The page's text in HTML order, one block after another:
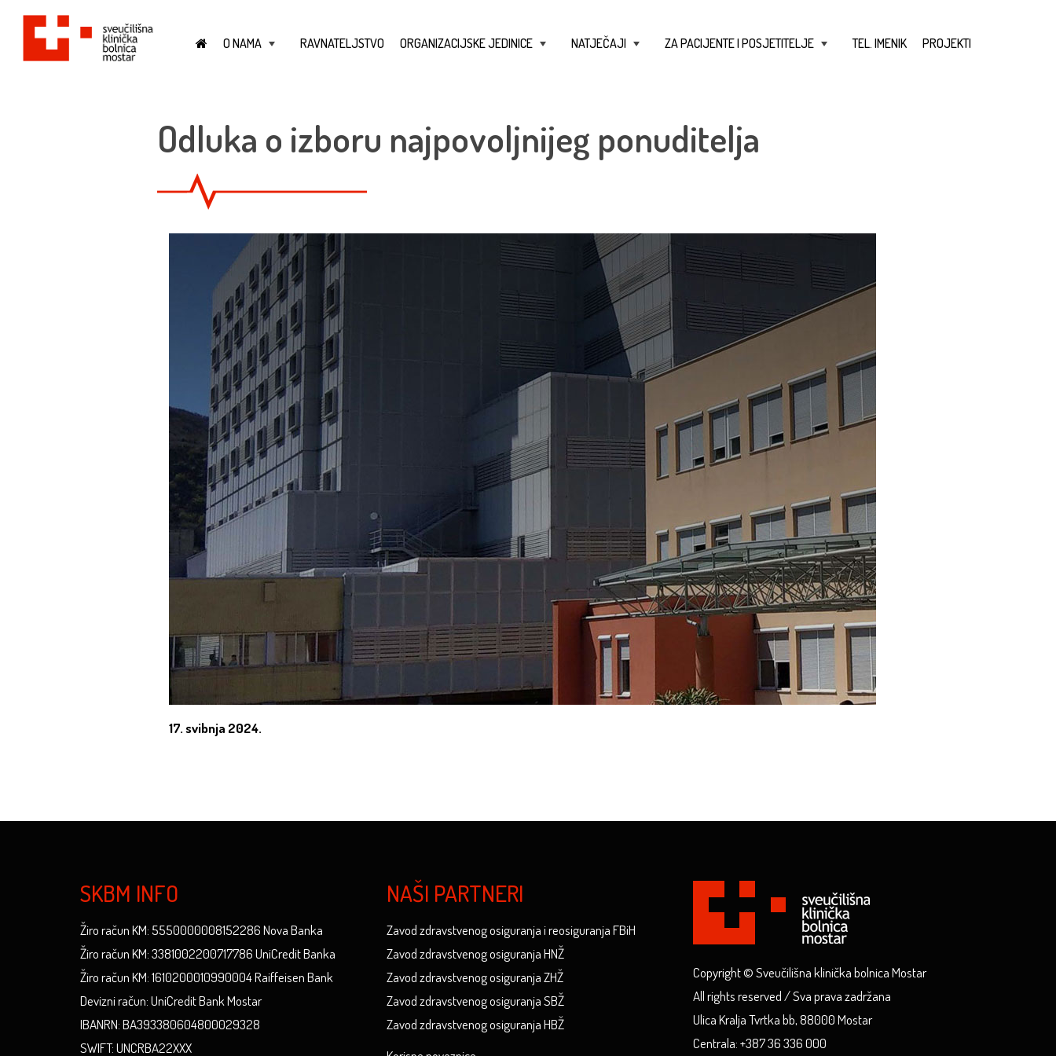
O NAMA RAVNATELJSTVO ORGANIZACIJSKE JEDINICE NATJEČAJI ZA PACIJENTE I POSJETITELJE TEL. IMENIK PROJEKTI
Odluka o izboru najpovoljnijeg ponuditelja
17. svibnja 2024.
SKBM INFO
Žiro račun KM: 5550000008152286 Nova Banka
Žiro račun KM: 3381002200717786 UniCredit Banka
Žiro račun KM: 1610200010990004 Raiffeisen Bank
Devizni račun: UniCredit Bank Mostar
IBANRN: BA393380604800029328
SWIFT: UNCRBA22XXX
NAŠI PARTNERI
Zavod zdravstvenog osiguranja i reosiguranja FBiH
Zavod zdravstvenog osiguranja HNŽ
Zavod zdravstvenog osiguranja ZHŽ
Zavod zdravstvenog osiguranja SBŽ
Zavod zdravstvenog osiguranja HBŽ
Copyright © Sveučilišna klinička bolnica Mostar
All rights reserved / Sva prava zadržana
Ulica Kralja Tvrtka bb, 88000 Mostar
Centrala: +387 36 336 000